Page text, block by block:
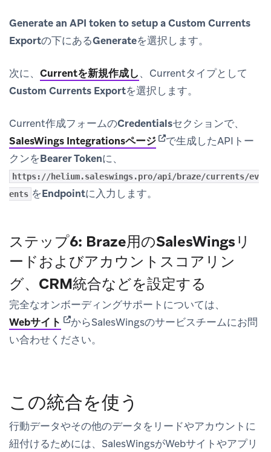
Generate an API token to setup a Custom Currents
Exportの下にあるGenerateを選択します。
次に、 Currentを新規作成し、Currentタイプとして
Custom Currents Exportを選択します。
Current作成フォームのCredentialsセクションで、
SalesWings Integrationsページ(opens in new tab)
で生成したAPIトー
クンをBearer Tokenに、
https://helium.saleswings.pro/api/braze/currents/ev
ents をEndpointに入力します。
ステップ6: Braze用のSalesWingsリ
ードおよびアカウントスコアリン
グ、CRM統合などを設定する
完全なオンボーディングサポートについては、
Webサイト (opens in new tab)
からSalesWingsのサービスチームにお問
い合わせください。
この統合を使う
行動データやその他のデータをリードやアカウントに
紐付けるためには、SalesWingsがWebサイトやアプリ